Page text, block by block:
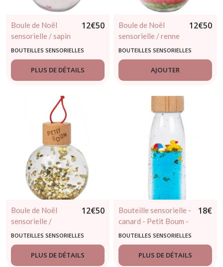
Boule de Noël
sensorielle / sapin
de Noël - Petit
Boum - dès 3 mois -
édition limité
12€50
BOUTEILLES SENSORIELLES
PLUS DE DÉTAILS
Boule de Noël
sensorielle / renne
et couronne de
Noël - Petit Boum -
dès 3 mois - édition
limité
12€50
BOUTEILLES SENSORIELLES
AJOUTER
Boule de Noël
sensorielle /
pailettes - Petit
Boum - dès 3 mois -
édition limité
12€50
BOUTEILLES SENSORIELLES
PLUS DE DÉTAILS
Bouteille sensorielle -
canard - Petit Boum -
dès 3 mois
18€
BOUTEILLES SENSORIELLES
PLUS DE DÉTAILS